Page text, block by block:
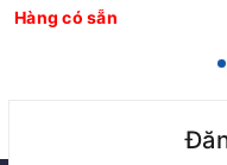
Hàng có sẵn